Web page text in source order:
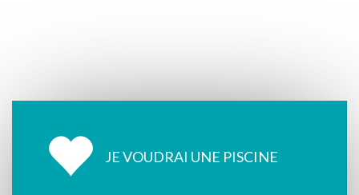
JE VOUDRAI UNE PISCINE